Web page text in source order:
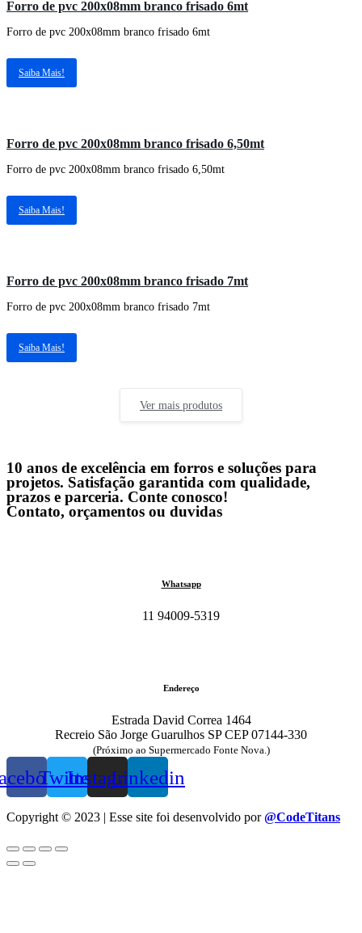
Forro de pvc 200x08mm branco frisado 6mt
Forro de pvc 200x08mm branco frisado 6mt
Saiba Mais!
Forro de pvc 200x08mm branco frisado 6,50mt
Forro de pvc 200x08mm branco frisado 6,50mt
Saiba Mais!
Forro de pvc 200x08mm branco frisado 7mt
Forro de pvc 200x08mm branco frisado 7mt
Saiba Mais!
Ver mais produtos
10 anos de excelência em forros e soluções para
projetos. Satisfação garantida com qualidade,
prazos e parceria. Conte conosco!
Contato, orçamentos ou duvidas
Whatsapp
11 94009-5319
Endereço
Estrada David Correa 1464
Recreio São Jorge Guarulhos SP CEP 07144-330
(Próximo ao Supermercado Fonte Nova.)
TwitterInstagramLinkedin
Copyright © 2023 | Esse site foi desenvolvido por@CodeTitans